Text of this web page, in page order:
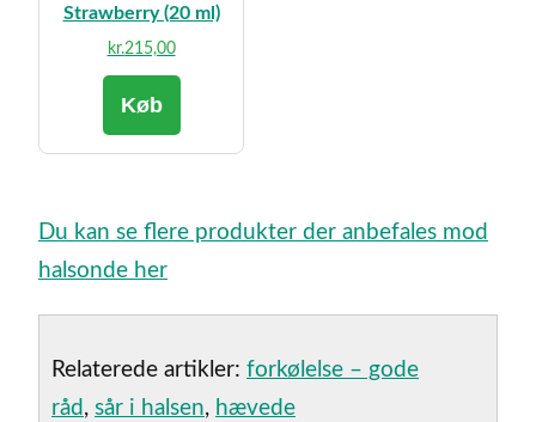
Strawberry (20 ml)
kr.215,00
Køb
Du kan se flere produkter der anbefales mod
halsonde her
Relaterede artikler: forkølelse – gode
råd , sår i halsen, hævede